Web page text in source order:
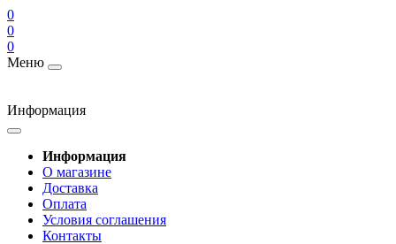
0
0
0
Меню
Информация
Информация
О магазине
Доставка
Оплата
Условия соглашения
Контакты